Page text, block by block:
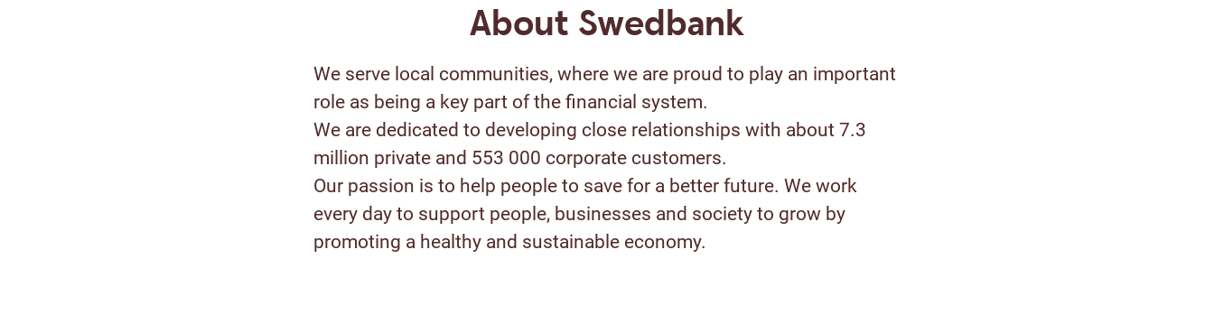
About Swedbank
We serve local communities, where we are proud to play an important
role as being a key part of the financial system.
We are dedicated to developing close relationships with about 7.3
million private and 553 000 corporate customers.
Our passion is to help people to save for a better future. We work
every day to support people, businesses and society to grow by
promoting a healthy and sustainable economy.